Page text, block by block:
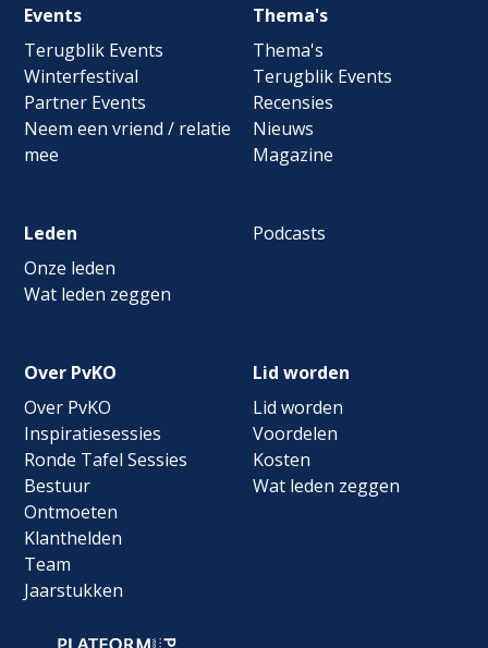
Footer
navigation
Events
Terugblik Events
Winterfestival
Partner Events
Neem een vriend / relatie
mee
Thema's
Thema's
Terugblik Events
Recensies
Nieuws
Magazine
Leden
Onze leden
Wat leden zeggen
Podcasts
Over PvKO
Over PvKO
Inspiratiesessies
Ronde Tafel Sessies
Bestuur
Ontmoeten
Klanthelden
Team
Jaarstukken
Lid worden
Lid worden
Voordelen
Kosten
Wat leden zeggen